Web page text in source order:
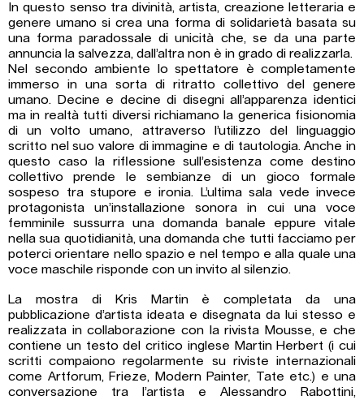
In questo senso tra divinità, artista, creazione letteraria e
genere umano si crea una forma di solidarietà basata su
una forma paradossale di unicità che, se da una parte
annuncia la salvezza, dall’altra non è in grado di realizzarla.
Nel secondo ambiente lo spettatore è completamente
immerso in una sorta di ritratto collettivo del genere
umano. Decine e decine di disegni all’apparenza identici
ma in realtà tutti diversi richiamano la generica fisionomia
di un volto umano, attraverso l’utilizzo del linguaggio
scritto nel suo valore di immagine e di tautologia. Anche in
questo caso la riflessione sull’esistenza come destino
collettivo prende le sembianze di un gioco formale
sospeso tra stupore e ironia. L’ultima sala vede invece
protagonista un’installazione sonora in cui una voce
femminile sussurra una domanda banale eppure vitale
nella sua quotidianità, una domanda che tutti facciamo per
poterci orientare nello spazio e nel tempo e alla quale una
voce maschile risponde con un invito al silenzio.
La mostra di Kris Martin è completata da una
pubblicazione d’artista ideata e disegnata da lui stesso e
realizzata in collaborazione con la rivista Mousse, e che
contiene un testo del critico inglese Martin Herbert (i cui
scritti compaiono regolarmente su riviste internazionali
come Artforum, Frieze, Modern Painter, Tate etc.) e una
conversazione tra l’artista e Alessandro Rabottini,